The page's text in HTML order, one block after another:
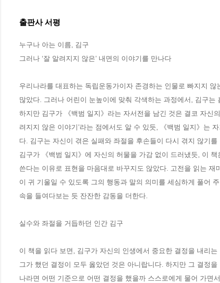
출판사 서평
누구나 아는 이름, 김구
그러나 ‘잘 알려지지 않은’ 내면의 이야기를 만나다
우리나라를 대표하는 독립운동가이자 존경하는 인물로 빠지지
많았다. 그러나 어린이 눈높이에 맞춰 각색하는 과정에서, 김구
하지만 김구가 《백범 일지》라는 자서전을 남긴 것은 결코 자신
려지지 않은 이야기’라는 점에서도 알 수 있듯, 《백범 일지》는
다. 김구는 자신이 겪은 실패와 좌절을 후손들이 다시 겪지 않기
김구가 《백범 일지》에 자신의 허물을 가감 없이 드러냈듯, 이
쓴다는 이유로 표현을 마음대로 바꾸지도 않았다. 고전을 읽는
이 귀 기울일 수 있도록 그의 행동과 말의 의미를 세심하게 풀어
속을 들여다보는 듯 잔잔한 감동을 더한다.
실수와 좌절을 거듭하던 인간 김구
이 책을 읽다 보면, 김구가 자신의 인생에서 중요한 결정을 내리
그가 했던 결정이 모두 옳았던 것은 아니랍니다. 하지만 그 결정
나라면 어떤 기준으로 어떤 결정을 했을까 스스로에게 물어 가면